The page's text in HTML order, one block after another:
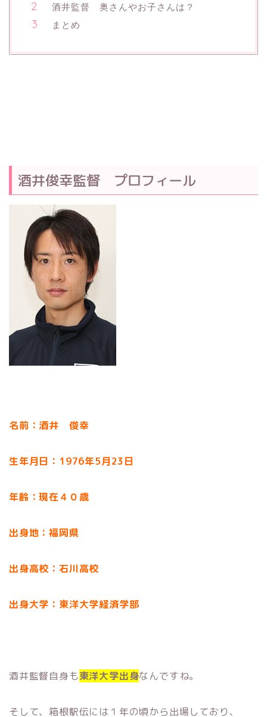
酒井監督 奥さんやお子さんは？
まとめ
酒井俊幸監督 プロフィール
名前：酒井 俊幸
生年月日：1976年5月23日
年齢：現在４０歳
出身地：福岡県
出身高校：石川高校
出身大学：東洋大学経済学部
酒井監督自身も東洋大学出身なんですね。
そして、箱根駅伝には１年の頃から出場しており、